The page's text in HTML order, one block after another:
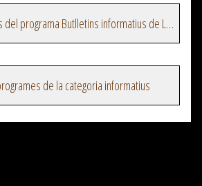
Veure més episodis del programa Butlletins informatius de La Xarxa
de la categoria informatius